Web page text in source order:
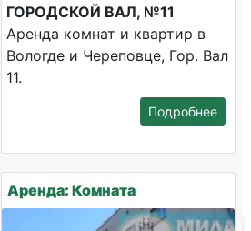
ГОРОДСКОЙ ВАЛ, №11
Аренда комнат и квартир в
Вологде и Череповце, Гор. Вал
11.
Подробнее
Аренда: Комната